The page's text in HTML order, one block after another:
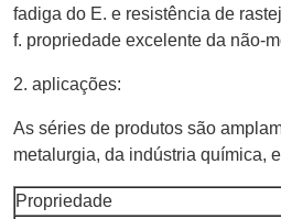
fadiga do E. e resistência de
f. propriedade excelente da não-
2. aplicações:
As séries de produtos são
metalurgia, da indústria química,
Propriedade